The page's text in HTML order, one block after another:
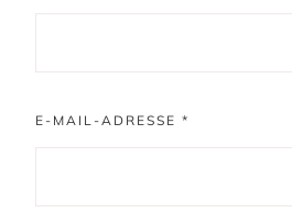
E-MAIL-ADRESSE *